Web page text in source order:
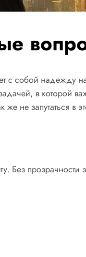
с собой надежду
в которой
не запутаться в
Без прозрачности